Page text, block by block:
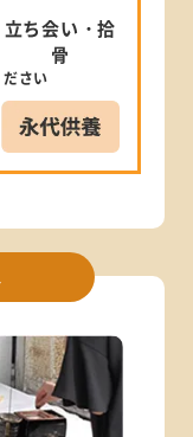
立ち会い ・拾
骨
さい